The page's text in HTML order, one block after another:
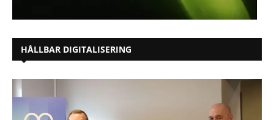
HÅLLBAR DIGITALISERING